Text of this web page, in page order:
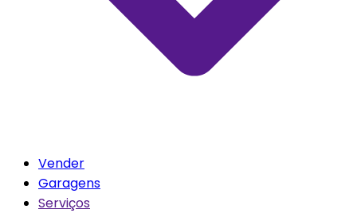
Vender
Garagens
Serviços